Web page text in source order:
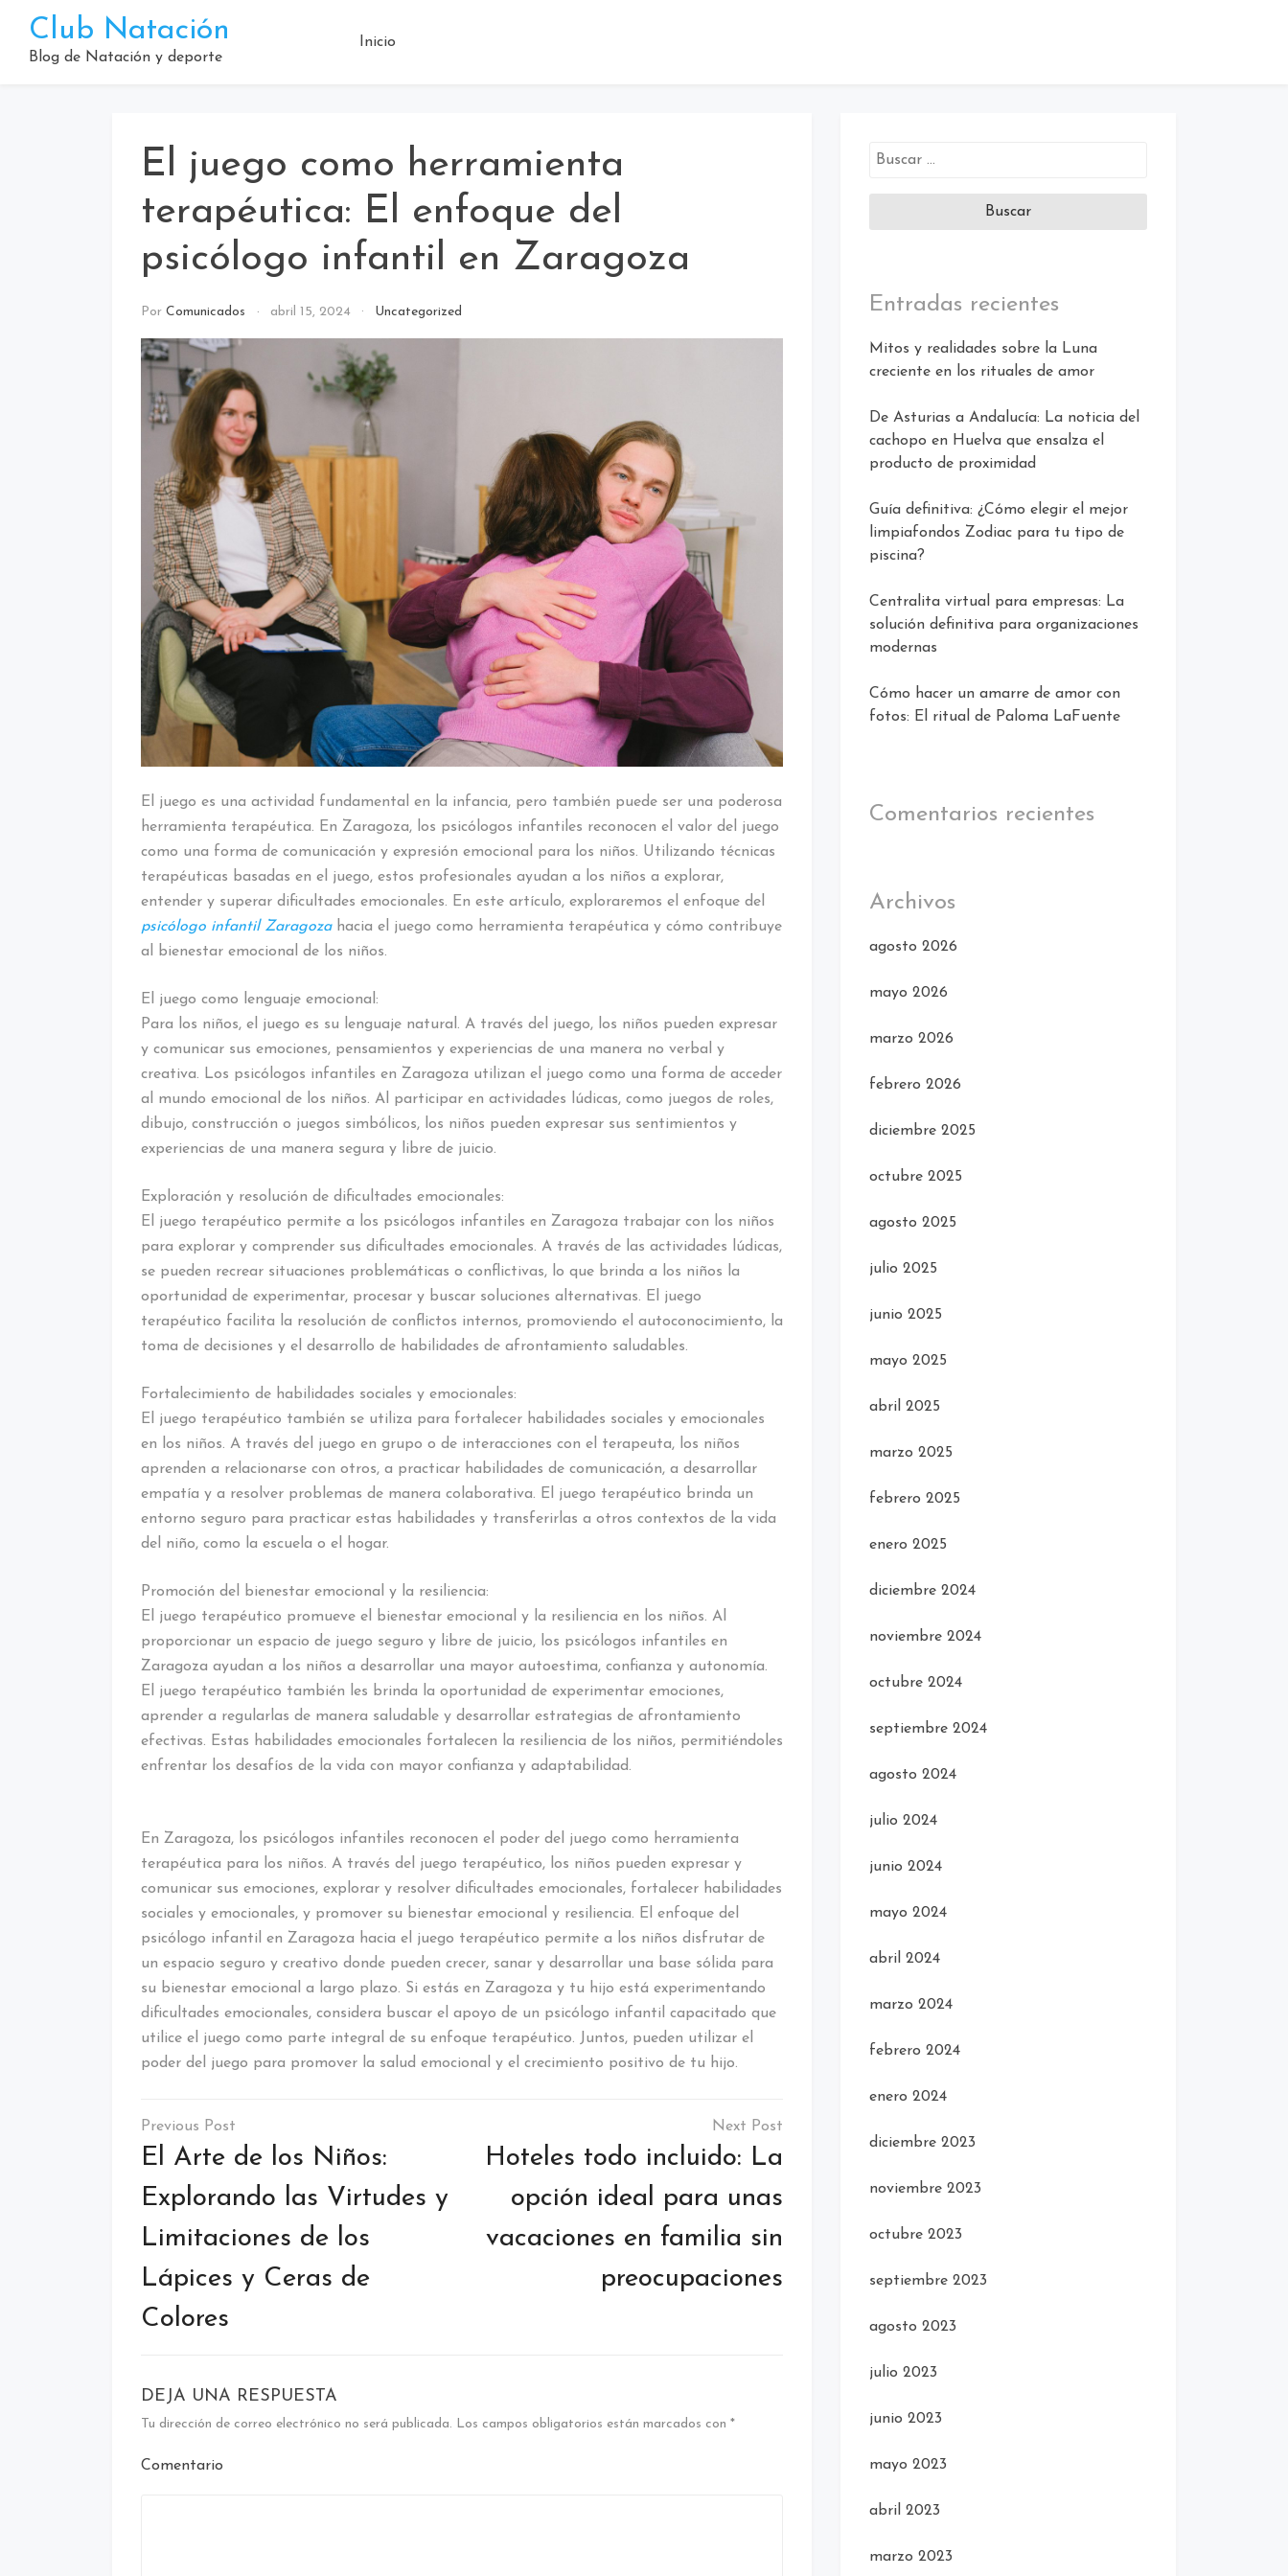
contenido
Club Natación
Blog de Natación y deporte
Inicio
El juego como herramienta
terapéutica: El enfoque del
psicólogo infantil en Zaragoza
Por Comunicados abril 15, 2024 Uncategorized
El juego es una actividad fundamental en la infancia, pero también puede ser una poderosa
herramienta terapéutica. En Zaragoza, los psicólogos infantiles reconocen el valor del juego
como una forma de comunicación y expresión emocional para los niños. Utilizando técnicas
terapéuticas basadas en el juego, estos profesionales ayudan a los niños a explorar,
entender y superar dificultades emocionales. En este artículo, exploraremos el enfoque del
psicólogo infantil Zaragoza hacia el juego como herramienta terapéutica y cómo contribuye
al bienestar emocional de los niños.
El juego como lenguaje emocional:
Para los niños, el juego es su lenguaje natural. A través del juego, los niños pueden expresar
y comunicar sus emociones, pensamientos y experiencias de una manera no verbal y
creativa. Los psicólogos infantiles en Zaragoza utilizan el juego como una forma de acceder
al mundo emocional de los niños. Al participar en actividades lúdicas, como juegos de roles,
dibujo, construcción o juegos simbólicos, los niños pueden expresar sus sentimientos y
experiencias de una manera segura y libre de juicio.
Exploración y resolución de dificultades emocionales:
El juego terapéutico permite a los psicólogos infantiles en Zaragoza trabajar con los niños
para explorar y comprender sus dificultades emocionales. A través de las actividades lúdicas,
se pueden recrear situaciones problemáticas o conflictivas, lo que brinda a los niños la
oportunidad de experimentar, procesar y buscar soluciones alternativas. El juego
terapéutico facilita la resolución de conflictos internos, promoviendo el autoconocimiento, la
toma de decisiones y el desarrollo de habilidades de afrontamiento saludables.
Fortalecimiento de habilidades sociales y emocionales:
El juego terapéutico también se utiliza para fortalecer habilidades sociales y emocionales
en los niños. A través del juego en grupo o de interacciones con el terapeuta, los niños
aprenden a relacionarse con otros, a practicar habilidades de comunicación, a desarrollar
empatía y a resolver problemas de manera colaborativa. El juego terapéutico brinda un
entorno seguro para practicar estas habilidades y transferirlas a otros contextos de la vida
del niño, como la escuela o el hogar.
Promoción del bienestar emocional y la resiliencia:
El juego terapéutico promueve el bienestar emocional y la resiliencia en los niños. Al
proporcionar un espacio de juego seguro y libre de juicio, los psicólogos infantiles en
Zaragoza ayudan a los niños a desarrollar una mayor autoestima, confianza y autonomía.
El juego terapéutico también les brinda la oportunidad de experimentar emociones,
aprender a regularlas de manera saludable y desarrollar estrategias de afrontamiento
efectivas. Estas habilidades emocionales fortalecen la resiliencia de los niños, permitiéndoles
enfrentar los desafíos de la vida con mayor confianza y adaptabilidad.
En Zaragoza, los psicólogos infantiles reconocen el poder del juego como herramienta
terapéutica para los niños. A través del juego terapéutico, los niños pueden expresar y
comunicar sus emociones, explorar y resolver dificultades emocionales, fortalecer habilidades
sociales y emocionales, y promover su bienestar emocional y resiliencia. El enfoque del
psicólogo infantil en Zaragoza hacia el juego terapéutico permite a los niños disfrutar de
un espacio seguro y creativo donde pueden crecer, sanar y desarrollar una base sólida para
su bienestar emocional a largo plazo. Si estás en Zaragoza y tu hijo está experimentando
dificultades emocionales, considera buscar el apoyo de un psicólogo infantil capacitado que
utilice el juego como parte integral de su enfoque terapéutico. Juntos, pueden utilizar el
poder del juego para promover la salud emocional y el crecimiento positivo de tu hijo.
Navegación
de
entradas
El Arte de los Niños:
Explorando las Virtudes y
Limitaciones de los
Lápices y Ceras de
Colores
Hoteles todo incluido: La
opción ideal para unas
vacaciones en familia sin
preocupaciones
DEJA UNA RESPUESTA
Tu dirección de correo electrónico no será publicada. Los campos obligatorios están marcados con *
Comentario
Buscar:
Entradas recientes
Mitos y realidades sobre la Luna
creciente en los rituales de amor
De Asturias a Andalucía: La noticia del
cachopo en Huelva que ensalza el
producto de proximidad
Guía definitiva: ¿Cómo elegir el mejor
limpiafondos Zodiac para tu tipo de
piscina?
Centralita virtual para empresas: La
solución definitiva para organizaciones
modernas
Cómo hacer un amarre de amor con
fotos: El ritual de Paloma LaFuente
Comentarios recientes
Archivos
agosto 2026
mayo 2026
marzo 2026
febrero 2026
diciembre 2025
octubre 2025
agosto 2025
julio 2025
junio 2025
mayo 2025
abril 2025
marzo 2025
febrero 2025
enero 2025
diciembre 2024
noviembre 2024
octubre 2024
septiembre 2024
agosto 2024
julio 2024
junio 2024
mayo 2024
abril 2024
marzo 2024
febrero 2024
enero 2024
diciembre 2023
noviembre 2023
octubre 2023
septiembre 2023
agosto 2023
julio 2023
junio 2023
mayo 2023
abril 2023
marzo 2023